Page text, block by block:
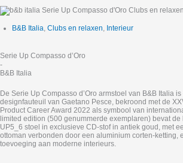
B&B Italia, Clubs en relaxen, Interieur
Serie Up Compasso d’Oro
-
B&B Italia
De Serie Up Compasso d’Oro armstoel van B&B Italia
designfauteuil van Gaetano Pesce, bekroond met de
Product Career Award 2022 als symbool van
limited edition (500 genummerde exemplaren) bevat
UP5_6 stoel in exclusieve CD‑stof in antiek goud, met
ottoman verbonden door een aluminium corten‑ketting,
toevoeging aan moderne interieurs.